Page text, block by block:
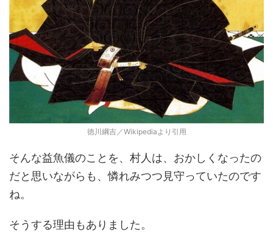
徳川綱吉／Wikipediaより引用
そんな益魚儀のことを、村人は、おかしくなったの
だと思いながらも、憐れみつつ見守っていたのです
ね。
そうする理由もありました。